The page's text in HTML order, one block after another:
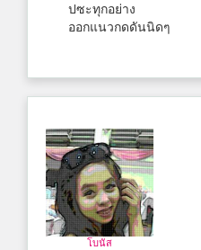
ปซะทุกอย่าง
ออกแนวกดดันนิดๆ
โบนัส